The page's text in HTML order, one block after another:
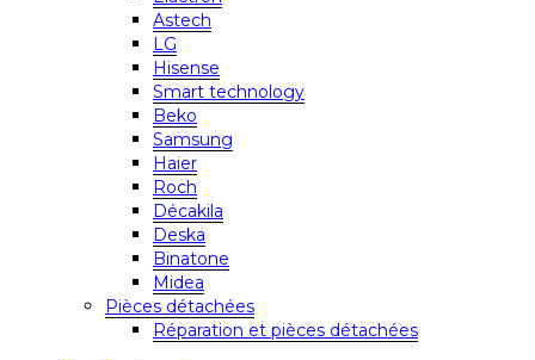
Astech
LG
Hisense
Smart technology
Beko
Samsung
Haier
Roch
Décakila
Deska
Binatone
Midea
Pièces détachées
Réparation et pièces détachées